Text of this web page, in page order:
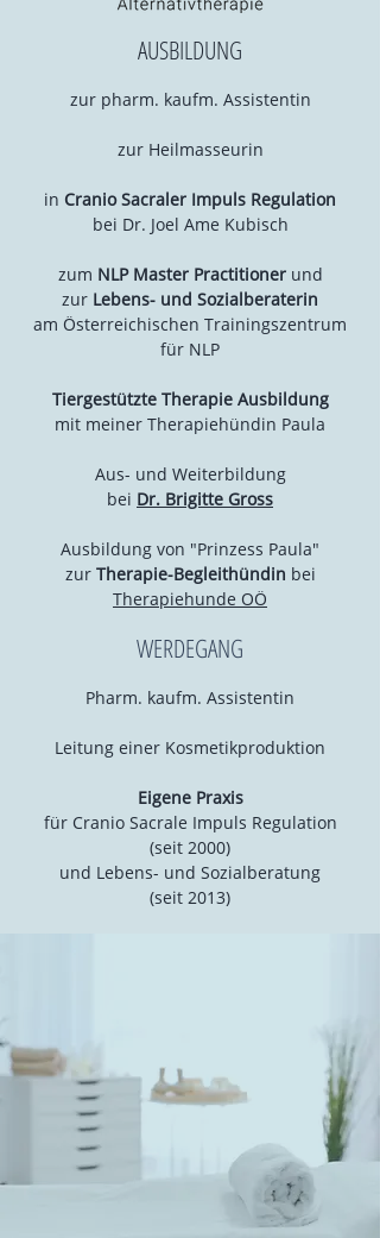
AUSBILDUNG
zur pharm. kaufm. Assistentin
zur Heilmasseurin
in Cranio Sacraler Impuls Regulation
bei Dr. Joel Ame Kubisch
zum NLP Master Practitionerund
zur Lebens- und Sozialberaterin
am Österreichischen Trainingszentrum
für NLP
Tiergestützte Therapie Ausbildung
mit meiner Therapiehündin Paula
Aus- und Weiterbildung
bei Dr. Brigitte Gross
Ausbildung von "Prinzess Paula"
zur Therapie-Begleithündin bei
Therapiehunde OÖ
WERDEGANG
Pharm. kaufm. Assistentin
Leitung einer Kosmetikproduktion
Eigene Praxis
für Cranio Sacrale Impuls Regulation
(seit 2000)
und Lebens- und Sozialberatung
(seit 2013)